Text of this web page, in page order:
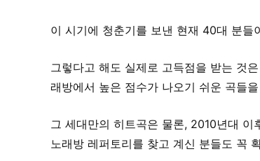
이 시기에 청춘기를 보낸 현재 40대 분들
그렇다고 해도 실제로 고득점을 받는 것
래방에서 높은 점수가 나오기 쉬운 곡들
그 세대만의 히트곡은 물론, 2010년대
노래방 레퍼토리를 찾고 계신 분들도 꼭